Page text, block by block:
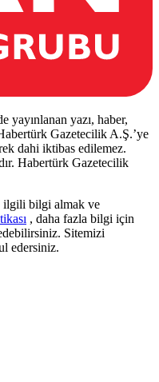
yayınlanan yazı, haber,
Gazetecilik A.Ş.’ye
dahi iktibas edilemez.
Habertürk Gazetecilik
ilgili bilgi almak ve
, daha fazla bilgi için
Sitemizi
edersiniz.